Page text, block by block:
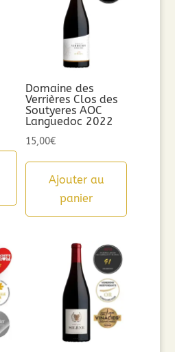
Domaine des
Verrières Clos des
Soutyeres AOC
Languedoc 2022
15,00€
Ajouter au
panier